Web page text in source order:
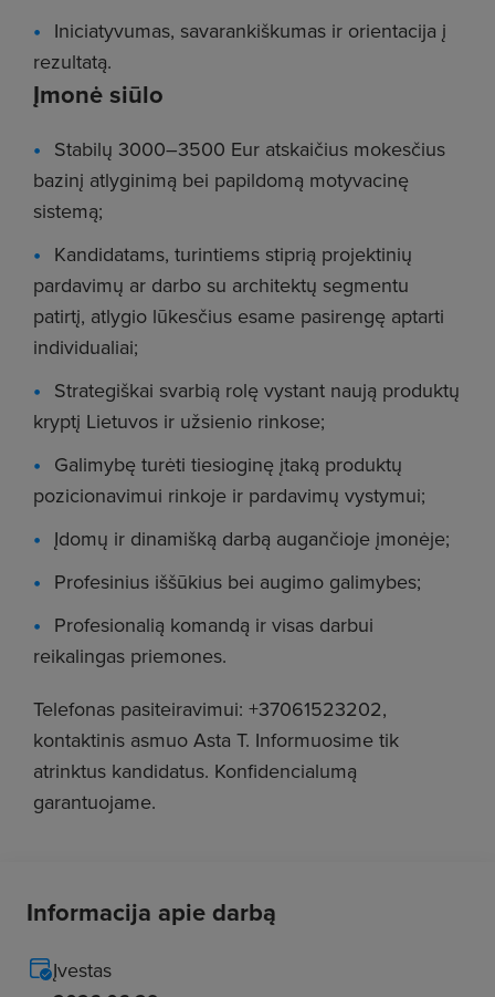
Iniciatyvumas, savarankiškumas ir orientacija į
rezultatą.
Įmonė siūlo
Stabilų 3000–3500 Eur atskaičius mokesčius
bazinį atlyginimą bei papildomą motyvacinę
sistemą;
Kandidatams, turintiems stiprią projektinių
pardavimų ar darbo su architektų segmentu
patirtį, atlygio lūkesčius esame pasirengę aptarti
individualiai;
Strategiškai svarbią rolę vystant naują produktų
kryptį Lietuvos ir užsienio rinkose;
Galimybę turėti tiesioginę įtaką produktų
pozicionavimui rinkoje ir pardavimų vystymui;
Įdomų ir dinamišką darbą augančioje įmonėje;
Profesinius iššūkius bei augimo galimybes;
Profesionalią komandą ir visas darbui
reikalingas priemones.
Telefonas pasiteiravimui: +37061523202,
kontaktinis asmuo Asta T. Informuosime tik
atrinktus kandidatus. Konfidencialumą
garantuojame.
Informacija apie darbą
Įvestas